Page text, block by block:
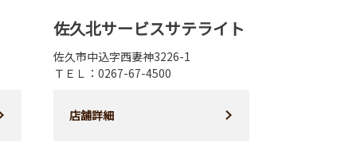
佐久北サービスサテライト
佐久市中込字西妻神3226-1
ＴＥＬ：0267-67-4500
店舗詳細